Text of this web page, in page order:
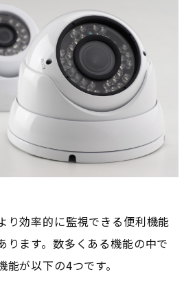
り効率的に監視できる便利機能
ります。数多くある機能の中で
が以下の4つです。